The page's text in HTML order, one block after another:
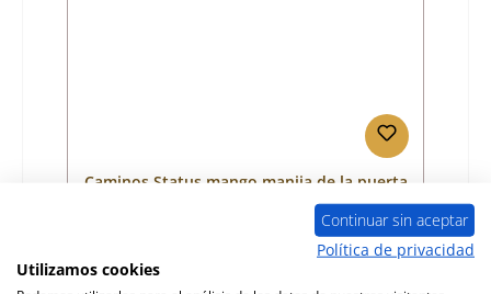
Caminos Status mango manija de la puerta
de la cámara de combustión
01005805
Continuar sin aceptar
Política de privacidad
Utilizamos cookies